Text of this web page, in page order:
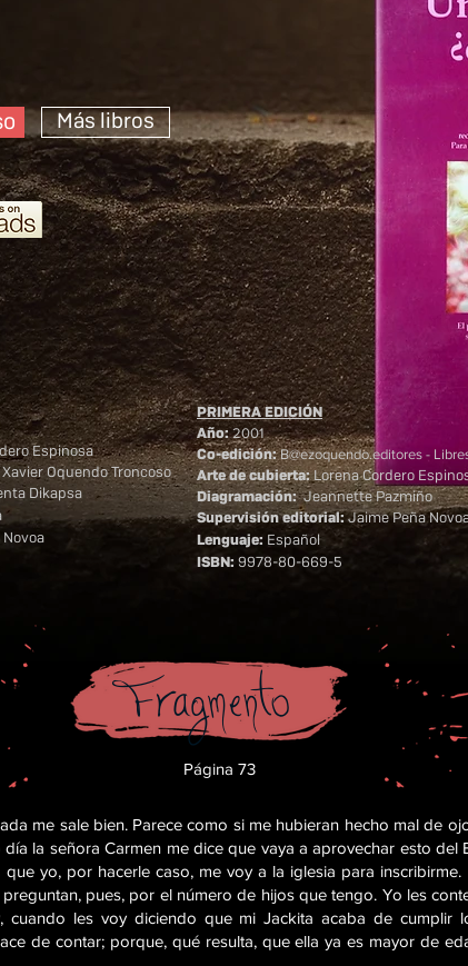
Más libros
Espinosa
Xavier Oquendo Troncoso
Dikapsa
PRIMERA EDICIÓN
Año:2001
Co-edición:B@ezoquendo.editores -
Arte de cubierta: Lorena Cordero
Diagramación:Jeannette Pazmiño
Supervisión editorial:Jaime Peña
Lenguaje: Español
ISBN: 9978-80-669-5
Fragmento
Página 73
me sale bien. Parece como si me hubieran hecho mal de
la señora Carmen me dice que vaya a aprovechar esto del
yo, por hacerle caso, me voy a la iglesia para
pues, por el número de hijos que tengo. Yo les
cuando les voy diciendo que mi Jackita acaba de cumplir
de contar; porque, qué resulta, que ella ya es mayor de